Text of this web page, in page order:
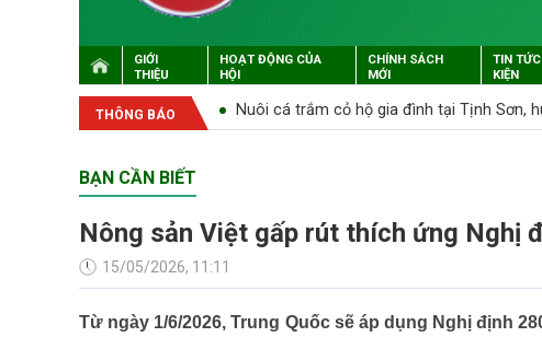
GIỚI
THIỆU
HOẠT ĐỘNG CỦA
HỘI
CHÍNH SÁCH
MỚI
TIN
KIỆN
THÔNG BÁO
Nghị Định 126/2024/NĐ-CP Nuôi cá trắm cỏ hộ gia đình tại Tịnh Sơn,
BẠN CẦN BIẾT
Nông sản Việt gấp rút thích ứng Nghị
15/05/2026, 11:11
Từ ngày 1/6/2026, Trung Quốc sẽ áp dụng Nghị định